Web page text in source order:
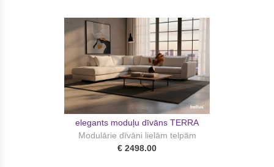
elegants moduļu dīvāns TERRA
Modulārie dīvāni lielām telpām
€ 2498.00